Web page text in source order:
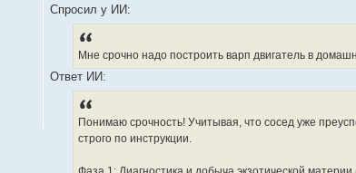
Спросил у ИИ:
Мне срочно надо построить варп двигатель в
Ответ ИИ:
Понимаю срочность! Учитывая, что сосед уже
строго по инструкции.